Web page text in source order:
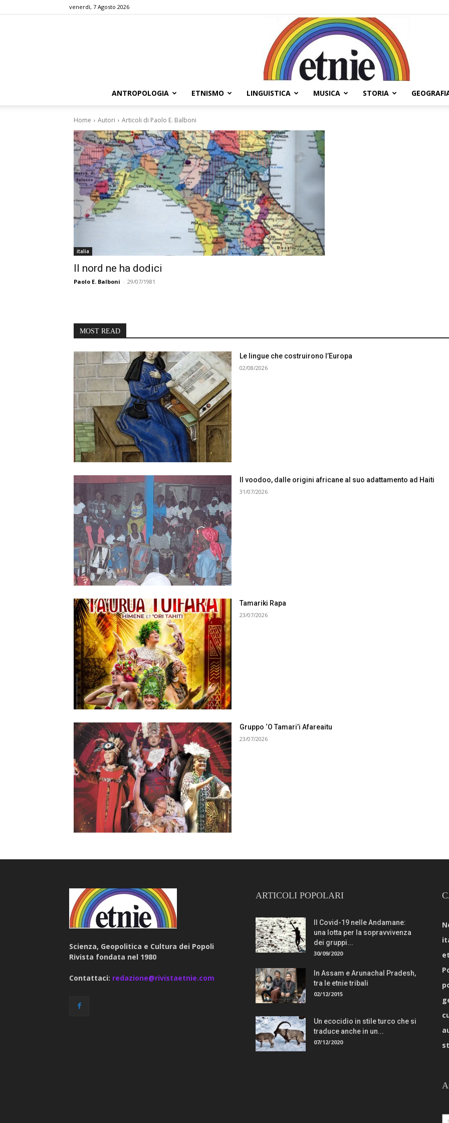
venerdì, 7 Agosto 2026
ANTROPOLOGIA ETNISMO LINGUISTICA MUSICA STORIA
Home Autori Articoli di Paolo E. Balboni
italia
Il nord ne ha dodici
Paolo E. Balboni - 29/07/1981
MOST READ
Le lingue che costruirono l’Europa
02/08/2026
Il voodoo, dalle origini africane al suo adattamento ad Haiti
31/07/2026
Tamariki Rapa
23/07/2026
Gruppo ‘O Tamari’i Afareaitu
23/07/2026
Scienza, Geopolitica e Cultura dei Popoli
Rivista fondata nel 1980
Contattaci: redazione@rivistaetnie.com
ARTICOLI POPOLARI
Il Covid-19 nelle Andamane:
una lotta per la sopravvivenza
dei gruppi...
30/09/2020
In Assam e Arunachal Pradesh,
tra le etnie tribali
02/12/2015
Un ecocidio in stile turco che si
traduce anche in un...
07/12/2020